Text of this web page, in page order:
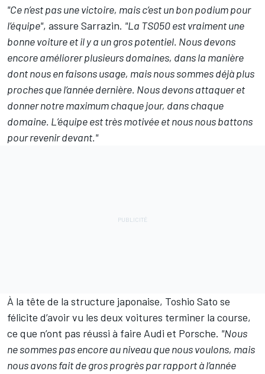
"Ce n’est pas une victoire, mais c’est un bon podium pour
l’équipe", assure Sarrazin. "La TS050 est vraiment une
bonne voiture et il y a un gros potentiel. Nous devons
encore améliorer plusieurs domaines, dans la manière
dont nous en faisons usage, mais nous sommes déjà plus
proches que l’année dernière. Nous devons attaquer et
donner notre maximum chaque jour, dans chaque
domaine. L’équipe est très motivée et nous nous battons
pour revenir devant."
À la tête de la structure japonaise, Toshio Sato se
félicite d’avoir vu les deux voitures terminer la course,
ce que n’ont pas réussi à faire Audi et Porsche. "Nous
ne sommes pas encore au niveau que nous voulons, mais
nous avons fait de gros progrès par rapport à l’année